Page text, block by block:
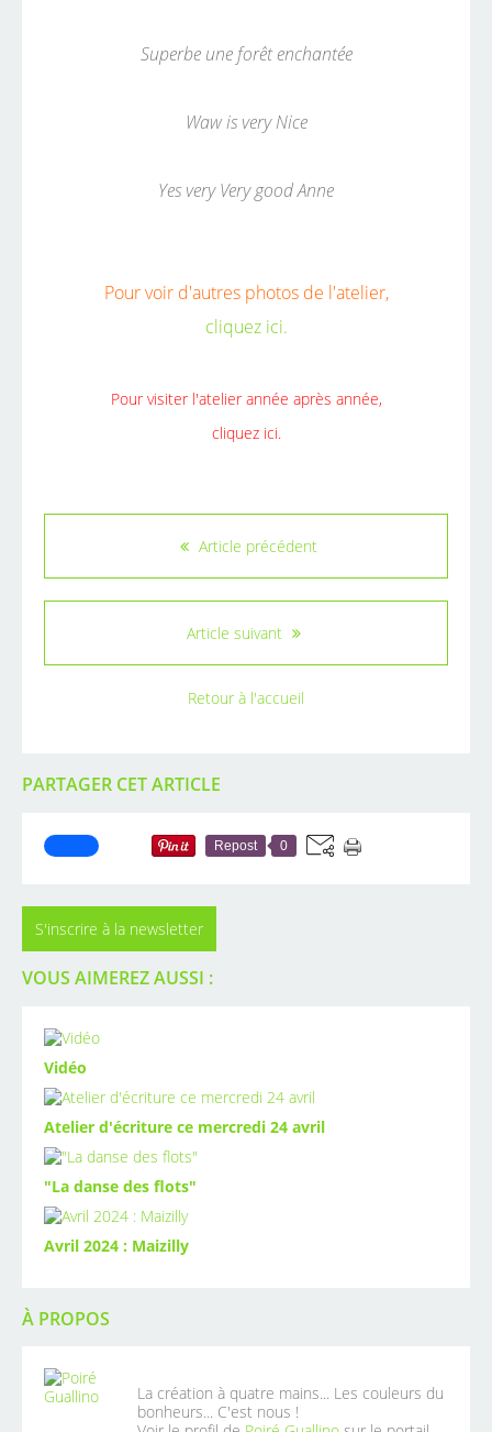
Superbe une forêt enchantée
Waw is very Nice
Yes very Very good Anne
Pour voir d'autres photos de l'atelier,
cliquez ici.
Pour visiter l'atelier année après année,
cliquez ici.
Article précédent
Article suivant
Retour à l'accueil
PARTAGER CET ARTICLE
Repost 0
S'inscrire à la newsletter
VOUS AIMEREZ AUSSI :
Vidéo
Atelier d'écriture ce mercredi 24 avril
"La danse des flots"
Avril 2024 : Maizilly
À PROPOS
La création à quatre mains... Les couleurs du
bonheurs... C'est nous !